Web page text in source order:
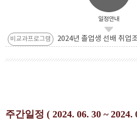
일정안내
비교과프로그램 2024년 졸업생 선배 취업
주간일정 ( 2024. 06. 30 ~ 2024.